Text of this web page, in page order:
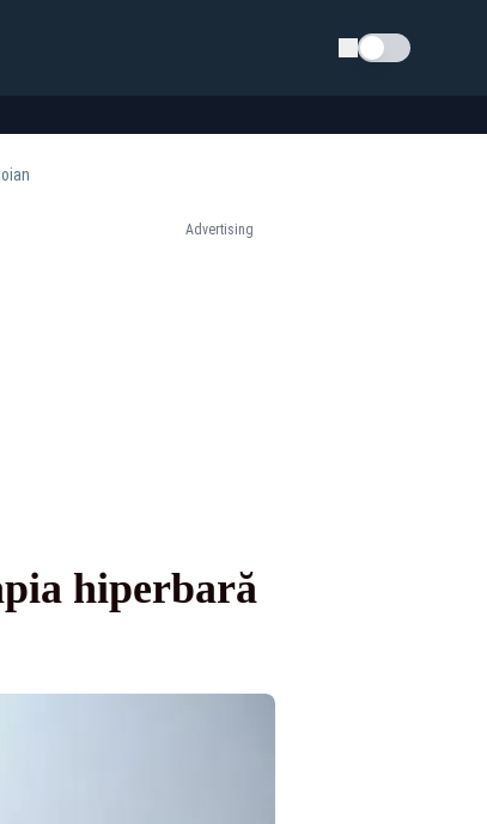
Schimba tema
Advertising
hiperbară